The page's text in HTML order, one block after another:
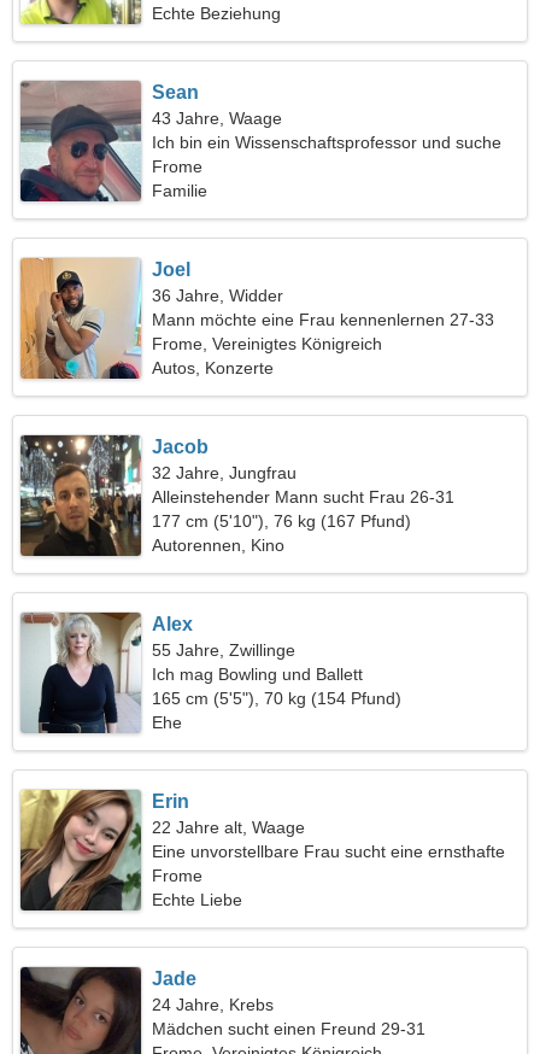
Echte Beziehung
Sean
43 Jahre, Waage
Ich bin ein Wissenschaftsprofessor und suche
eine bescheidene Frau
Frome
Familie
Joel
36 Jahre, Widder
Mann möchte eine Frau kennenlernen 27-33
Frome, Vereinigtes Königreich
Autos, Konzerte
Jacob
32 Jahre, Jungfrau
Alleinstehender Mann sucht Frau 26-31
177 cm (5'10"), 76 kg (167 Pfund)
Autorennen, Kino
Alex
55 Jahre, Zwillinge
Ich mag Bowling und Ballett
165 cm (5'5"), 70 kg (154 Pfund)
Ehe
Erin
22 Jahre alt, Waage
Eine unvorstellbare Frau sucht eine ernsthafte
Beziehung
Frome
Echte Liebe
Jade
24 Jahre, Krebs
Mädchen sucht einen Freund 29-31